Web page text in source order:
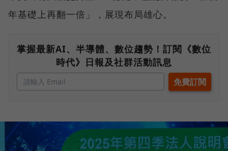
年基礎上再翻一倍」，展現布局雄心。
掌握最新AI、半導體、數位趨勢！訂閱《數位
時代》日報及社群活動訊息